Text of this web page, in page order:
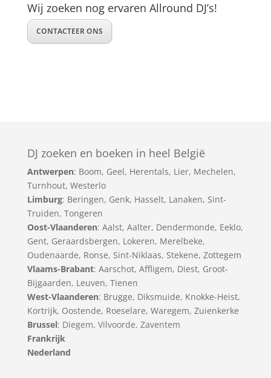
Wij zoeken nog ervaren Allround DJ’s!
CONTACTEER ONS
DJ zoeken en boeken in heel België
Antwerpen: Boom, Geel, Herentals, Lier, Mechelen,
Turnhout, Westerlo
Limburg: Beringen, Genk, Hasselt, Lanaken, Sint-
Truiden, Tongeren
Oost-Vlaanderen: Aalst, Aalter, Dendermonde, Eeklo,
Gent, Geraardsbergen, Lokeren, Merelbeke,
Oudenaarde, Ronse, Sint-Niklaas, Stekene, Zottegem
Vlaams-Brabant: Aarschot, Affligem, Diest, Groot-
Bijgaarden, Leuven, Tienen
West-Vlaanderen: Brugge, Diksmuide, Knokke-Heist,
Kortrijk, Oostende, Roeselare, Waregem, Zuienkerke
Brussel: Diegem, Vilvoorde, Zaventem
Frankrijk
Nederland